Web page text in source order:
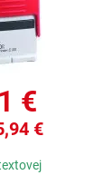
€
€